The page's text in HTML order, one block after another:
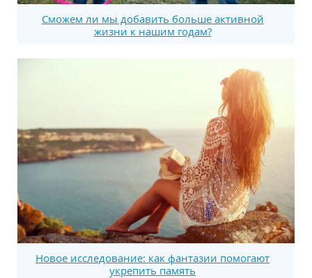
Сможем ли мы добавить больше активной
жизни к нашим годам?
Новое исследование: как фантазии помогают
укрепить память